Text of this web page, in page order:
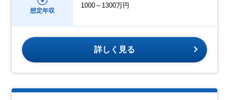
想定年収
1000～1300万円
詳しく見る